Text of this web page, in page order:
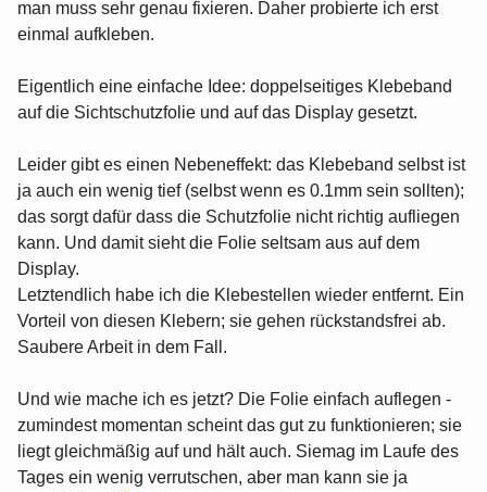
man muss sehr genau fixieren. Daher probierte ich erst
einmal aufkleben.
Eigentlich eine einfache Idee: doppelseitiges Klebeband
auf die Sichtschutzfolie und auf das Display gesetzt.
Leider gibt es einen Nebeneffekt: das Klebeband selbst ist
ja auch ein wenig tief (selbst wenn es 0.1mm sein sollten);
das sorgt dafür dass die Schutzfolie nicht richtig aufliegen
kann. Und damit sieht die Folie seltsam aus auf dem
Display.
Letztendlich habe ich die Klebestellen wieder entfernt. Ein
Vorteil von diesen Klebern; sie gehen rückstandsfrei ab.
Saubere Arbeit in dem Fall.
Und wie mache ich es jetzt? Die Folie einfach auflegen -
zumindest momentan scheint das gut zu funktionieren; sie
liegt gleichmäßig auf und hält auch. Siemag im Laufe des
Tages ein wenig verrutschen, aber man kann sie ja